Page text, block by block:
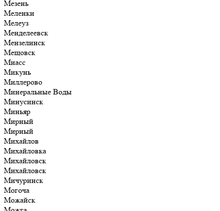
Мезень
Меленки
Мелеуз
Менделеевск
Мензелинск
Мещовск
Миасс
Микунь
Миллерово
Минеральные Воды
Минусинск
Миньяр
Мирный
Мирный
Михайлов
Михайловка
Михайловск
Михайловск
Мичуринск
Могоча
Можайск